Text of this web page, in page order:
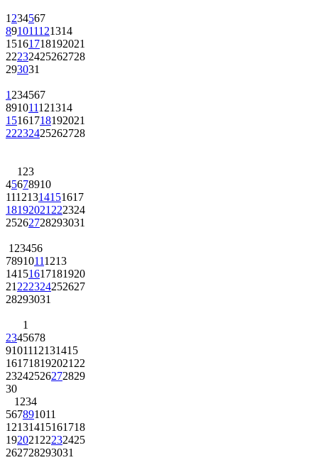
1 234567
891011121314
15161718192021
22232425262728
293031
1 234567
891011121314
15161718192021
22232425262728
1 23
45678910
11121314151617
18192021 222324
25262728293031
1 23456
78910111213
14151617181920
21 222324252627
28293031
1
2345678
9101112131415
161718192021 22
23242526272829
30
1 234
567891011
12131415161718
192021 22232425
262728293031